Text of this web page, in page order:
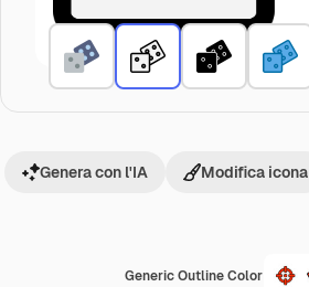
Generic Outline Color
Genera con l'IA Modifica icona